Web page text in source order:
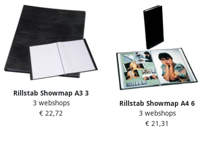
Rillstab Showmap A3 3
kanaals 24 tassen zwart
3 webshops
€ 22,72
Rillstab Showmap A4 6
kanaals 60 tassen zwart
3 webshops
€ 21,31